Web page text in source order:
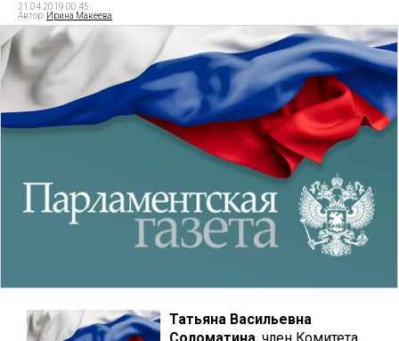
21.04.2019 00:45
Автор: Ирина Макеева
Татьяна Васильевна
Соломатина, член Комитета